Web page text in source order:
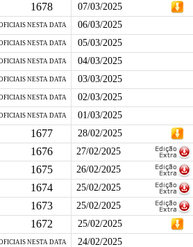
1678 07/03/2025
NESTA DATA 06/03/2025
NESTA DATA 05/03/2025
NESTA DATA 04/03/2025
NESTA DATA 03/03/2025
NESTA DATA 02/03/2025
NESTA DATA 01/03/2025
1677 28/02/2025
1676 27/02/2025
1675 26/02/2025
1674 25/02/2025
1673 25/02/2025
1672 25/02/2025
NESTA DATA 24/02/2025